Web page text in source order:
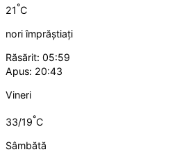
21°C
nori împrăștiați
Răsărit: 05:59
Apus: 20:43
Vineri
33/19°C
Sâmbătă